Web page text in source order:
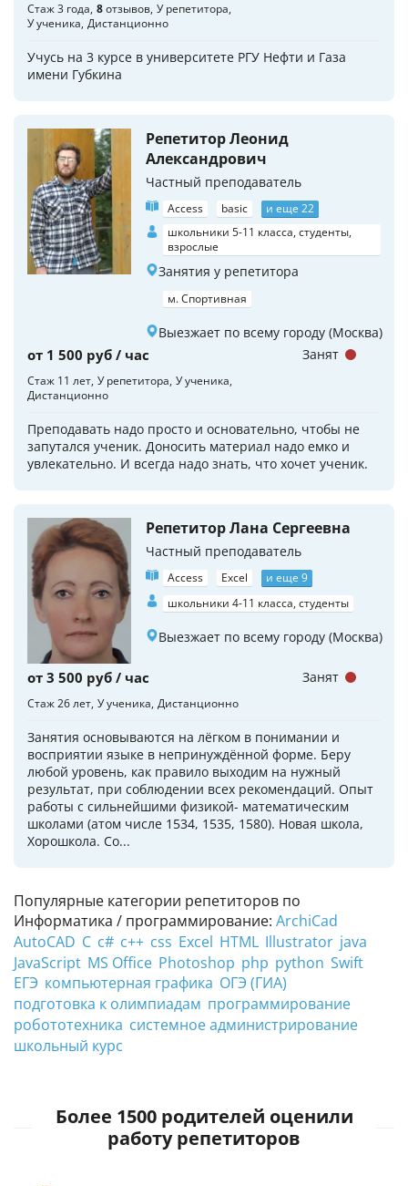
Популярные категории репетиторов по
Информатика / программирование: ArchiCad
AutoCAD C c# c++ css Excel HTML Illustrator java
JavaScript MS Office Photoshop php python Swift
ЕГЭ компьютерная графика ОГЭ (ГИА)
подготовка к олимпиадам программирование
робототехника системное администрирование
школьный курс
Стаж 3 года 8отзывов У репетитора
У ученика Дистанционно
Учусь на 3 курсе в университете РГУ Нефти и Газа
имени Губкина
Репетитор Леонид
Александрович
Частный преподаватель
Access basic
и еще 22
школьники 5-11 класса, студенты,
взрослые
Занятия у репетитора
м. Спортивная
Выезжает по всему городу (Москва)
от 1 500 руб / час
Стаж 11 лет У репетитора У ученика
Дистанционно
Преподавать надо просто и основательно, чтобы не
запутался ученик. Доносить материал надо емко и
увлекательно. И всегда надо знать, что хочет ученик.
Занят
Репетитор Лана Сергеевна
Частный преподаватель
Access Excel
и еще 9
школьники 4-11 класса, студенты
Выезжает по всему городу (Москва)
от 3 500 руб / час
Стаж 26 лет У ученика Дистанционно
Занятия основываются на лёгком в понимании и
восприятии языке в непринуждённой форме. Беру
любой уровень, как правило выходим на нужный
результат, при соблюдении всех рекомендаций. Опыт
работы с сильнейшими физикой- математическим
школами (атом числе 1534, 1535, 1580). Новая школа,
Хорошкола. Со...
Занят
Более 1500 родителей оценили
работу репетиторов